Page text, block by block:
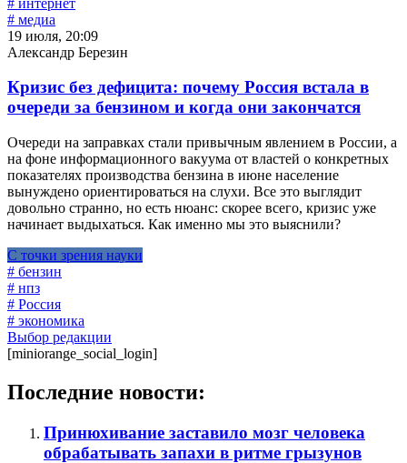
# медиа
19 июля, 20:09
Александр Березин
Кризис без дефицита: почему Россия встала в
очереди за бензином и когда они закончатся
Очереди на заправках стали привычным явлением в России, а
на фоне информационного вакуума от властей о конкретных
показателях производства бензина в июне население
вынуждено ориентироваться на слухи. Все это выглядит
довольно странно, но есть нюанс: скорее всего, кризис уже
начинает выдыхаться. Как именно мы это выяснили?
С точки зрения науки
# бензин
# нпз
# Россия
# экономика
Выбор редакции
[miniorange_social_login]
Последние новости:
Принюхивание заставило мозг человека
обрабатывать запахи в ритме грызунов